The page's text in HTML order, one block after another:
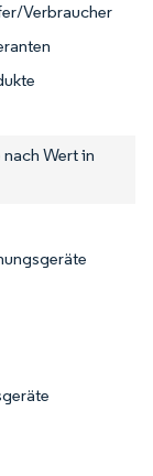
Verbraucher
Wert in